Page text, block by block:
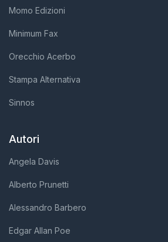
Momo Edizioni
Minimum Fax
Orecchio Acerbo
Stampa Alternativa
Sinnos
Autori
Angela Davis
Alberto Prunetti
Alessandro Barbero
Edgar Allan Poe